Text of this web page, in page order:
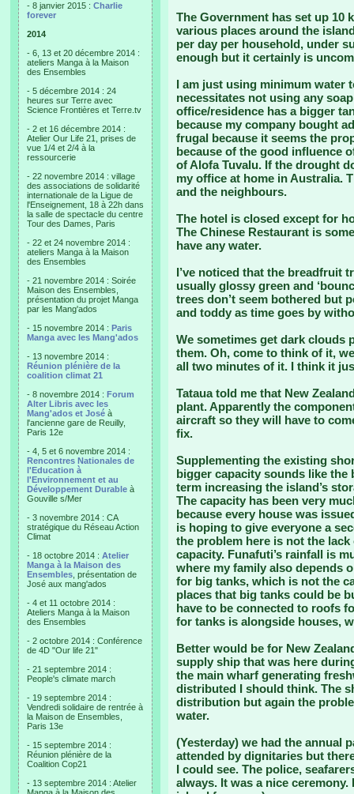
- 8 janvier 2015 : Charlie
forever
2014
- 6, 13 et 20 décembre 2014 :
ateliers Manga à la Maison
des Ensembles
- 5 décembre 2014 : 24
heures sur Terre avec
Science Frontières et Terre.tv
- 2 et 16 décembre 2014 :
Atelier Our Life 21, prises de
vue 1/4 et 2/4 à la
ressourcerie
- 22 novembre 2014 : village
des associations de solidarité
internationale de la Ligue de
l'Enseignement, 18 à 22h dans
la salle de spectacle du centre
Tour des Dames, Paris
- 22 et 24 novembre 2014 :
ateliers Manga à la Maison
des Ensembles
- 21 novembre 2014 : Soirée
Maison des Ensembles,
présentation du projet Manga
par les Mang'ados
- 15 novembre 2014 : Paris
Manga avec les Mang'ados
- 13 novembre 2014 :
Réunion plénière de la
coalition climat 21
- 8 novembre 2014 : Forum
Alter Libris avec les
Mang'ados et José à
l'ancienne gare de Reuilly,
Paris 12e
- 4, 5 et 6 novembre 2014 :
Rencontres Nationales de
l'Education à
l'Environnement et au
Développement Durable à
Gouville s/Mer
- 3 novembre 2014 : CA
stratégique du Réseau Action
Climat
- 18 octobre 2014 : Atelier
Manga à la Maison des
Ensembles , présentation de
José aux mang'ados
- 4 et 11 octobre 2014 :
Ateliers Manga à la Maison
des Ensembles
- 2 octobre 2014 : Conférence
de 4D "Our life 21"
- 21 septembre 2014 :
People's climate march
- 19 septembre 2014 :
Vendredi solidaire de rentrée à
la Maison de Ensembles,
Paris 13e
- 15 septembre 2014 :
Réunion plénière de la
Coalition Cop21
- 13 septembre 2014 : Atelier
The Government has set up 10
various places around the
per day per household, under
enough but it certainly is
I am just using minimum water
necessitates not using any
office/residence has a bigger
because my company bought
frugal because it seems the
because of the good influence
of Alofa Tuvalu. If the drought
my office at home in Australia.
and the neighbours.
The hotel is closed except for
The Chinese Restaurant is
have any water.
I’ve noticed that the breadfruit
usually glossy green and
trees don’t seem bothered but
and toddy as time goes by
We sometimes get dark clouds
them. Oh, come to think of it,
all two minutes of it. I think it
Tataua told me that New
plant. Apparently the
aircraft so they will have to
fix.
Supplementing the existing
bigger capacity sounds like
term increasing the island’s
The capacity has been very
because every house was
is hoping to give everyone a
the problem here is not the
capacity. Funafuti’s rainfall is
where my family also depends
for big tanks, which is not the
places that big tanks could be
have to be connected to roofs
for tanks is alongside houses,
Better would be for New
supply ship that was here
the main wharf generating
distributed I should think. The
distribution but again the
water.
(Yesterday) we had the annual
attended by dignitaries but
I could see. The police,
always. It was a nice